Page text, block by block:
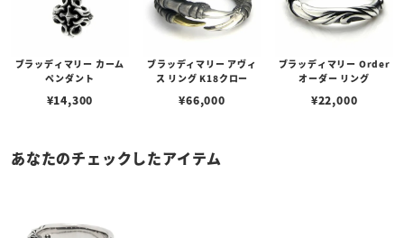
ブラッディマリー カーム
ペンダント
¥14,300
ブラッディマリー アヴィ
ス リング K18クロー
¥66,000
ブラッディマリー Order
オーダー リング
¥22,000
あなたのチェックしたアイテム